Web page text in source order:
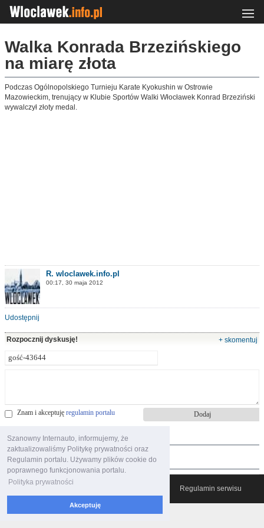
Szanowny Internauto, informujemy, że
zaktualizowaliśmy Politykę prywatności oraz
Regulamin portalu. Używamy plików cookie do
poprawnego funkcjonowania portalu.
Polityka prywatności
Akceptuję
Walka Konrada Brzezińskiego
na miarę złota
Podczas Ogólnopolskiego Turnieju Karate Kyokushin w Ostrowie
Mazowieckim, trenujący w Klubie Sportów Walki Włocławek Konrad Brzeziński
wywalczył złoty medal.
R. wloclawek.info.pl
00:17, 30 maja 2012
Udostępnij
Rozpocznij dyskusję! + skomentuj
Znam i akceptuję regulamin portalu
najczęściej oglądane
polecane filmy
Regulamin serwisu